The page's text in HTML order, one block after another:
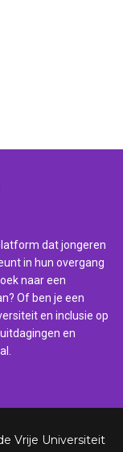
dat jongeren
in hun overgang
naar een
Of ben je een
en inclusie op
en
Vrije Universiteit